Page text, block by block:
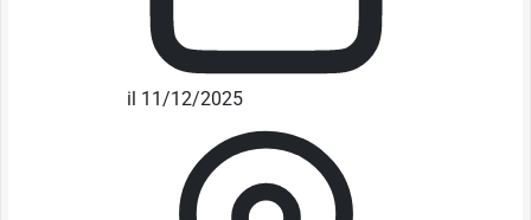
il 11/12/2025